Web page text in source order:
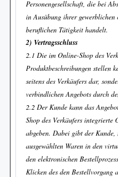
Personengesellschaft, die bei
in Ausübung ihrer gewerblichen
beruflichen Tätigkeit handelt.
2) Vertragsschluss
2.1 Die im Online-Shop des
Produktbeschreibungen stellen
seitens des Verkäufers dar,
verbindlichen Angebots durch
2.2 Der Kunde kann das
Shop des Verkäufers
abgeben. Dabei gibt der Kunde,
ausgewählten Waren in den
den elektronischen
Klicken des den Bestellvorgang